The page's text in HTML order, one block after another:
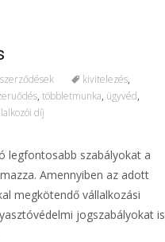
kivitelezés,
, többletmunka, ügyvéd,
díj
legfontosabb szabályokat a
Amennyiben az adott
megkötendő vállalkozási
jogszabályokat is